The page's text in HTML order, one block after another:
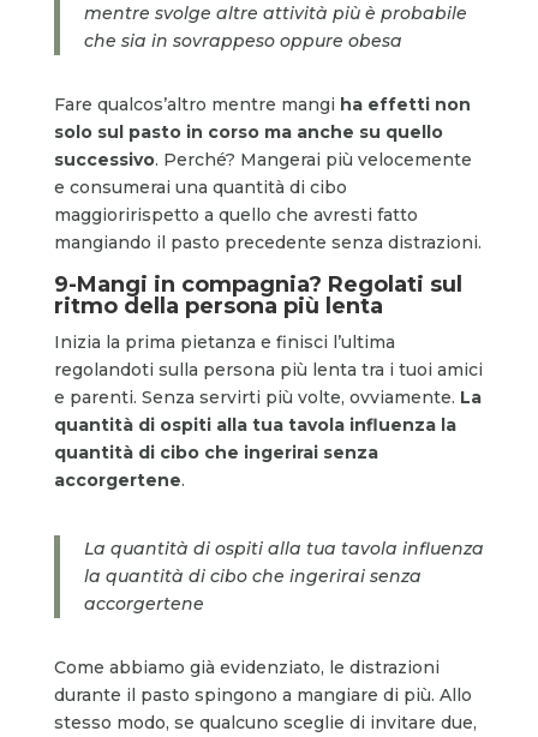
mentre svolge altre attività più è probabile
che sia in sovrappeso oppure obesa
Fare qualcos’altro mentre mangi ha effetti non
solo sul pasto in corso ma anche su quello
successivo. Perché? Mangerai più velocemente
e consumerai una quantità di cibo
maggioririspetto a quello che avresti fatto
mangiando il pasto precedente senza distrazioni.
9-Mangi in compagnia? Regolati sul
ritmo della persona più lenta
Inizia la prima pietanza e finisci l’ultima
regolandoti sulla persona più lenta tra i tuoi amici
e parenti. Senza servirti più volte, ovviamente. La
quantità di ospiti alla tua tavola influenza la
quantità di cibo che ingerirai senza
accorgertene.
La quantità di ospiti alla tua tavola influenza
la quantità di cibo che ingerirai senza
accorgertene
Come abbiamo già evidenziato, le distrazioni
durante il pasto spingono a mangiare di più. Allo
stesso modo, se qualcuno sceglie di invitare due,